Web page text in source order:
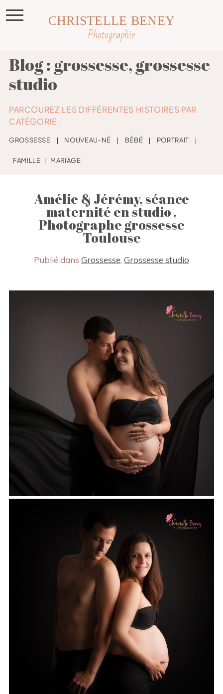
Photographie
CHRISTELLE BENEY
Blog : grossesse, grossesse
studio
PARCOUREZ LES DIFFÉRENTES HISTOIRES PAR
CATÉGORIE :
GROSSESSE ❘ NOUVEAU-NÉ ❘ BÉBÉ ❘ PORTRAIT ❘
FAMILLE I MARIAGE
Amélie & Jérémy, séance
maternité en studio ,
Photographe grossesse
Toulouse
Publié dans Grossesse, Grossesse studio